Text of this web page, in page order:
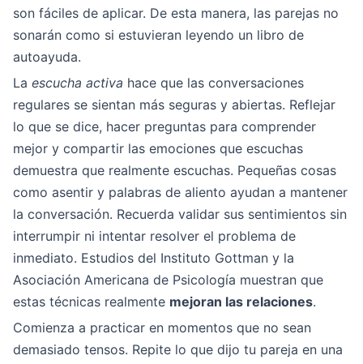
son fáciles de aplicar. De esta manera, las parejas no
sonarán como si estuvieran leyendo un libro de
autoayuda.
La escucha activa hace que las conversaciones
regulares se sientan más seguras y abiertas. Reflejar
lo que se dice, hacer preguntas para comprender
mejor y compartir las emociones que escuchas
demuestra que realmente escuchas. Pequeñas cosas
como asentir y palabras de aliento ayudan a mantener
la conversación. Recuerda validar sus sentimientos sin
interrumpir ni intentar resolver el problema de
inmediato. Estudios del Instituto Gottman y la
Asociación Americana de Psicología muestran que
estas técnicas realmente mejoran las relaciones.
Comienza a practicar en momentos que no sean
demasiado tensos. Repite lo que dijo tu pareja en una